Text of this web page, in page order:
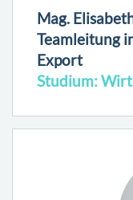
Mag.
Teamleitung
Export
Studium: